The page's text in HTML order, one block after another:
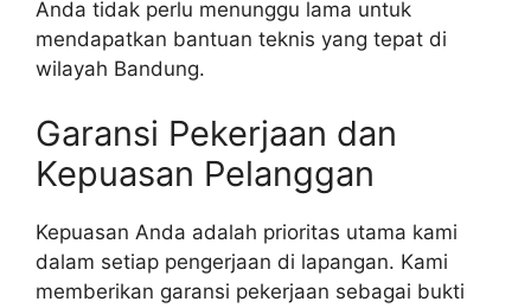
Anda tidak perlu menunggu lama untuk
mendapatkan bantuan teknis yang tepat di
wilayah Bandung.
Garansi Pekerjaan dan
Kepuasan Pelanggan
Kepuasan Anda adalah prioritas utama kami
dalam setiap pengerjaan di lapangan. Kami
memberikan garansi pekerjaan sebagai bukti